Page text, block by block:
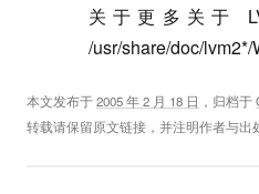
关于更多关于
/usr/share/doc/
本文发布于2005 年 2 月 18 日 ，归档于
转载请保留原文链接，并注明作者与出